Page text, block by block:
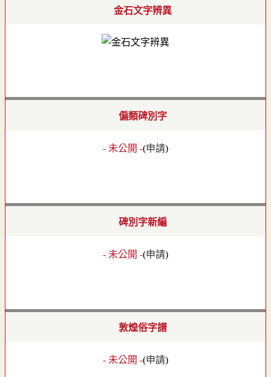
金石文字辨異
偏類碑別字
- 未公開 -(申請)
碑別字新編
- 未公開 -(申請)
敦煌俗字譜
- 未公開 -(申請)